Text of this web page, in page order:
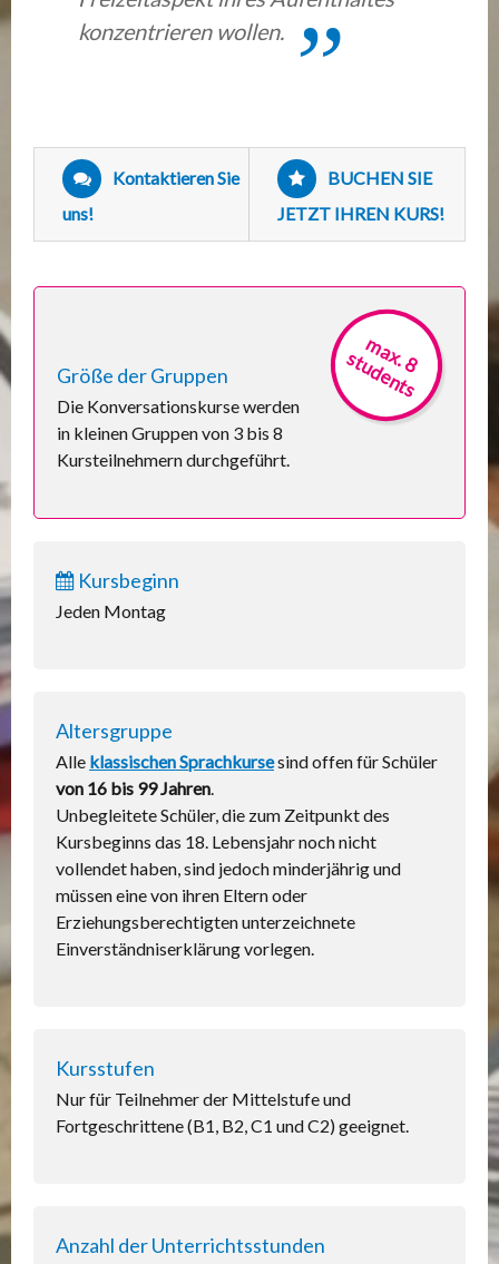
konzentrieren wollen.
Kontaktieren Sie
uns!
BUCHEN SIE
JETZT IHREN KURS!
Größe der Gruppen
Die Konversationskurse werden
in kleinen Gruppen von 3 bis 8
Kursteilnehmern durchgeführt.
m
a
x
. 8
s
t
u
d
e
n
t
s
Kursbeginn
Jeden Montag
Altersgruppe
Alle klassischen Sprachkursesind offen für Schüler
von 16 bis 99 Jahren.
Unbegleitete Schüler, die zum Zeitpunkt des
Kursbeginns das 18. Lebensjahr noch nicht
vollendet haben, sind jedoch minderjährig und
müssen eine von ihren Eltern oder
Erziehungsberechtigten unterzeichnete
Einverständniserklärung vorlegen.
Kursstufen
Nur für Teilnehmer der Mittelstufe und
Fortgeschrittene (B1, B2, C1 und C2) geeignet.
Anzahl der Unterrichtsstunden